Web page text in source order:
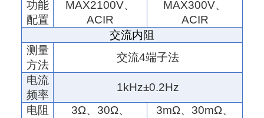
功能
配置
MAX2100V、
ACIR
MAX300V、
ACIR
交流内阻
测量
方法
交流4端子法
电流
频率
1kHz±0.2Hz
电阻
3Ω、 30Ω、
3mΩ、 30mΩ、